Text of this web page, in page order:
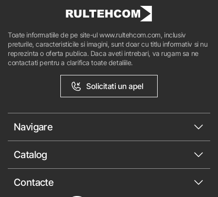
Toate informatiile de pe site-ul www.rultehcom.com, inclusiv
preturile, caracteristicile si imagini, sunt doar cu titlu informativ si nu
reprezinta o oferta publica. Daca aveti intrebari, va rugam sa ne
contactati pentru a clarifica toate detaliile.
Solicitati un apel
Navigare
Catalog
Contacte